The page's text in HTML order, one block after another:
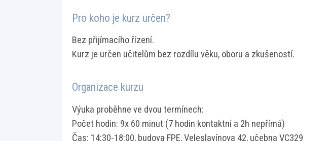
Pro koho je kurz určen?
Bez přijímacího řízení.
Kurz je určen učitelům bez rozdílu věku, oboru a zkušeností.
Organizace kurzu
Výuka proběhne ve dvou termínech:
Počet hodin: 9x 60 minut (7 hodin kontaktní a 2h nepřímá)
Čas: 14:30-18:00, budova FPE, Veleslavínova 42, učebna VC329